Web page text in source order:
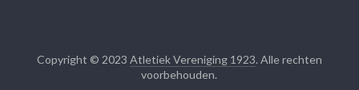
Copyright © 2023 Atletiek Vereniging 1923. Alle rechten
voorbehouden.